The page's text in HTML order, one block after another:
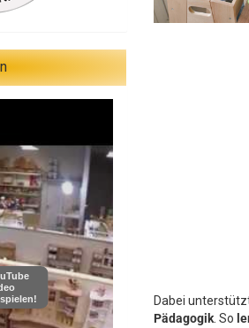
Dabei
Pädagogik . So